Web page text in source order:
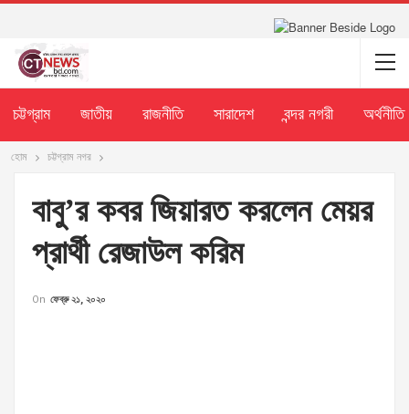
চট্টগ্রাম জাতীয় রাজনীতি সারাদেশ বন্দর নগরী অর্থনীতি
হোম চট্টগ্রাম নগর
বাবু’র কবর জিয়ারত করলেন মেয়র
প্রার্থী রেজাউল করিম
On ফেব্রু ২১, ২০২০